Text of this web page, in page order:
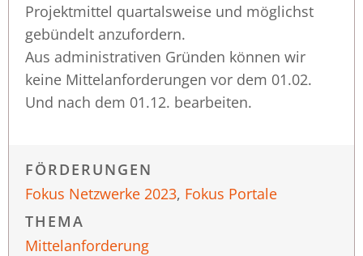
Projektmittel quartalsweise und möglichst
gebündelt anzufordern.
Aus administrativen Gründen können wir
keine Mittelanforderungen vor dem 01.02.
Und nach dem 01.12. bearbeiten.
FÖRDERUNGEN
Fokus Netzwerke 2023, Fokus Portale
THEMA
Mittelanforderung